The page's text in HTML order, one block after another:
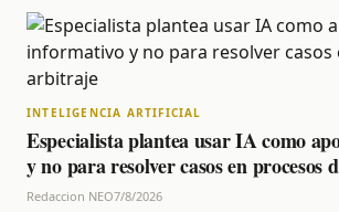
INTELIGENCIA ARTIFICIAL
Especialista plantea usar IA como
y no para resolver casos en procesos
Redaccion NEO7/8/2026